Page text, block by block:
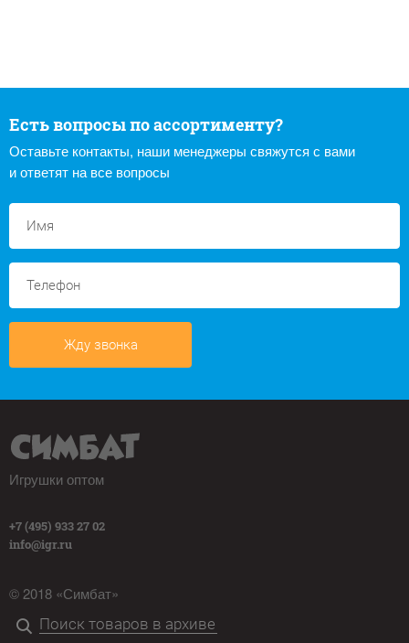
Есть вопросы по ассортименту?
Оставьте контакты, наши менеджеры свяжутся с вами
и ответят на все вопросы
Жду звонка
Игрушки оптом
+7 (495) 933 27 02
info@igr.ru
© 2018 «Симбат»